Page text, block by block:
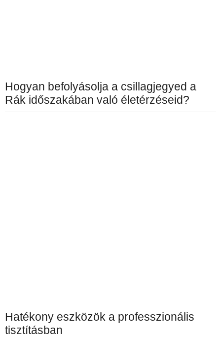
Hogyan befolyásolja a csillagjegyed a
Rák időszakában való életérzéseid?
Hatékony eszközök a professzionális
tisztításban